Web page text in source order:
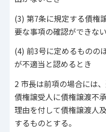
(3) 第7条に規定する債権
要な事項の確認ができな
(4) 前3号に定めるものの
が不適当と認めるとき
2 市長は前項の場合には
債権譲受人に債権譲渡不
理由を付して債権譲渡人
するものとする。